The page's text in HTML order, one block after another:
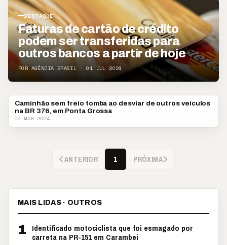
DESTAQUE
Faturas de cartão de crédito
podem ser transferidas para
outros bancos a partir de hoje
POR AGÊNCIA BRASIL · 01 JUL 2024
POLICIAL
Caminhão sem freio tomba ao desviar de outros veículos
na BR 376, em Ponta Grossa
06 MAR 2024
ANTERIOR 1 PRÓXIMA
MAIS LIDAS · OUTROS
1
Identificado motociclista que foi esmagado por
carreta na PR-151 em Carambeí